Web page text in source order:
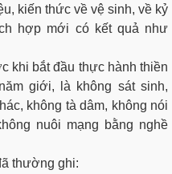
kiến thức về vệ sinh, về kỷ
hợp mới có kết quả như
khi bắt đầu thực hành thiền
giới, là không sát sinh,
không tà dâm, không nói
nuôi mạng bằng nghề
thường ghi: